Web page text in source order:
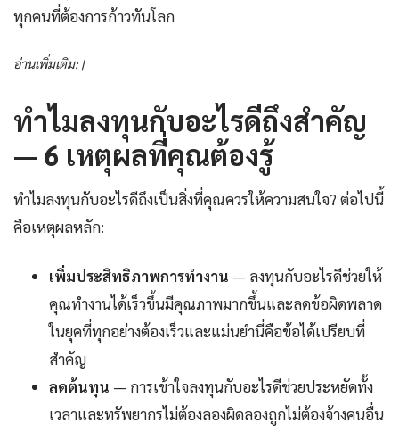
ทุกคนที่ต้องการก้าวทันโลก
อ่านเพิ่มเติม: |
ทำไมลงทุนกับอะไรดีถึงสำคัญ
— 6 เหตุผลที่คุณต้องรู้
ทำไมลงทุนกับอะไรดีถึงเป็นสิ่งที่คุณควรให้ความสนใจ? ต่อไปนี้
คือเหตุผลหลัก:
เพิ่มประสิทธิภาพการทำงาน — ลงทุนกับอะไรดีช่วยให้
คุณทำงานได้เร็วขึ้นมีคุณภาพมากขึ้นและลดข้อผิดพลาด
ในยุคที่ทุกอย่างต้องเร็วและแม่นยำนี่คือข้อได้เปรียบที่
สำคัญ
ลดต้นทุน — การเข้าใจลงทุนกับอะไรดีช่วยประหยัดทั้ง
เวลาและทรัพยากรไม่ต้องลองผิดลองถูกไม่ต้องจ้างคนอื่น